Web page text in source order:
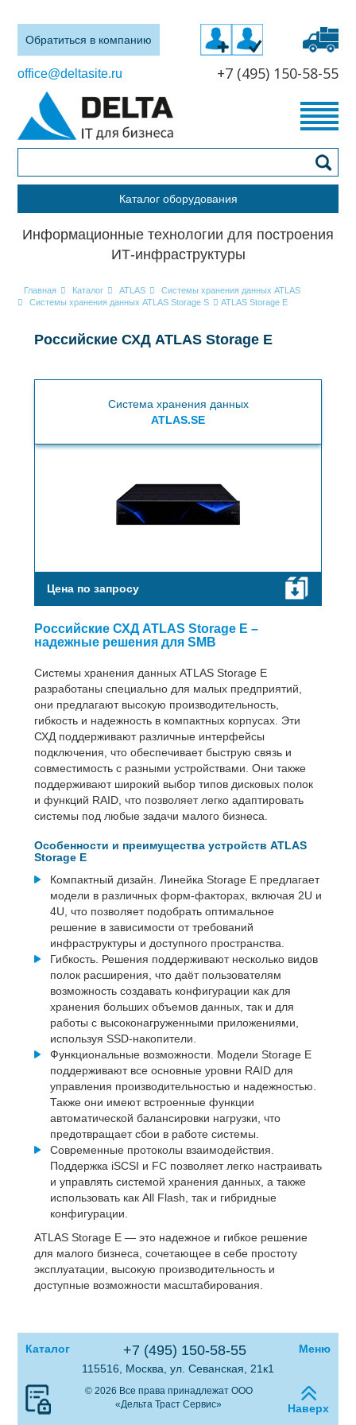
Обратиться в компанию
office@deltasite.ru +7 (495) 150-58-55
Каталог оборудования
Информационные технологии для построения
ИТ-инфраструктуры
Главная Каталог ATLAS
Системы хранения данных ATLAS
Системы хранения данных ATLAS Storage S
ATLAS Storage E
Российские СХД ATLAS Storage E
Система хранения данных
ATLAS.SE
Цена по запросу
Российские СХД ATLAS Storage E –
надежные решения для SMB
Системы хранения данных ATLAS Storage E
разработаны специально для малых предприятий,
они предлагают высокую производительность,
гибкость и надежность в компактных корпусах. Эти
СХД поддерживают различные интерфейсы
подключения, что обеспечивает быструю связь и
совместимость с разными устройствами. Они также
поддерживают широкий выбор типов дисковых полок
и функций RAID, что позволяет легко адаптировать
системы под любые задачи малого бизнеса.
Особенности и преимущества устройств ATLAS
Storage E
Компактный дизайн. Линейка Storage E предлагает
модели в различных форм-факторах, включая 2U и
4U, что позволяет подобрать оптимальное
решение в зависимости от требований
инфраструктуры и доступного пространства.
Гибкость. Решения поддерживают несколько видов
полок расширения, что даёт пользователям
возможность создавать конфигурации как для
хранения больших объемов данных, так и для
работы с высоконагруженными приложениями,
используя SSD-накопители.
Функциональные возможности. Модели Storage E
поддерживают все основные уровни RAID для
управления производительностью и надежностью.
Также они имеют встроенные функции
автоматической балансировки нагрузки, что
предотвращает сбои в работе системы.
Современные протоколы взаимодействия.
Поддержка iSCSI и FC позволяет легко настраивать
и управлять системой хранения данных, а также
использовать как All Flash, так и гибридные
конфигурации.
ATLAS Storage E — это надежное и гибкое решение
для малого бизнеса, сочетающее в себе простоту
эксплуатации, высокую производительность и
доступные возможности масштабирования.
Каталог +7 (495) 150-58-55
Меню
115516, Москва, ул. Севанская, 21к1
© 2026 Все права принадлежат ООО
«Дельта Траст Сервис»
Наверх